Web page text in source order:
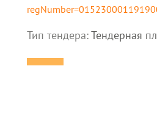
Тип тендера:Тендерная